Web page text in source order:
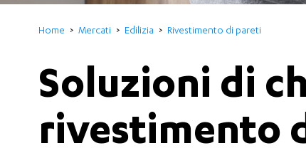
Home Mercati Edilizia Rivestimento di pareti
Soluzioni di
rivestimento